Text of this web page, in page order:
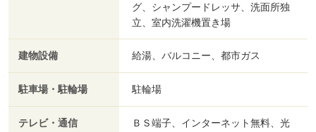
グ、シャンプードレッサ、洗面所独
立、室内洗濯機置き場
建物設備 給湯、バルコニー、都市ガス
駐車場・駐輪場 駐輪場
テレビ・通信
ＢＳ端子、インターネット無料、光